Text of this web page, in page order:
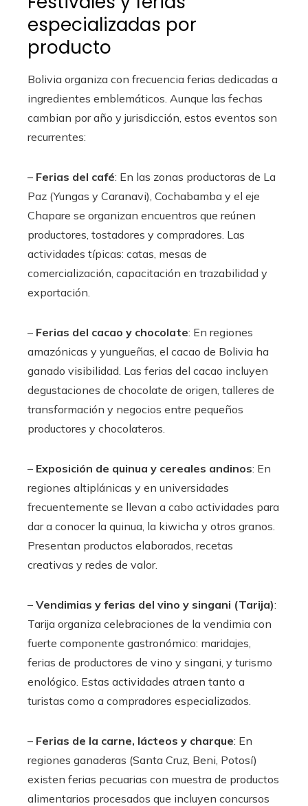
especializadas por
producto
Bolivia organiza con frecuencia ferias dedicadas a
ingredientes emblemáticos. Aunque las fechas
cambian por año y jurisdicción, estos eventos son
recurrentes:
– Ferias del café: En las zonas productoras de La
Paz (Yungas y Caranavi), Cochabamba y el eje
Chapare se organizan encuentros que reúnen
productores, tostadores y compradores. Las
actividades típicas: catas, mesas de
comercialización, capacitación en trazabilidad y
exportación.
– Ferias del cacao y chocolate: En regiones
amazónicas y yungueñas, el cacao de Bolivia ha
ganado visibilidad. Las ferias del cacao incluyen
degustaciones de chocolate de origen, talleres de
transformación y negocios entre pequeños
productores y chocolateros.
– Exposición de quinua y cereales andinos: En
regiones altiplánicas y en universidades
frecuentemente se llevan a cabo actividades para
dar a conocer la quinua, la kiwicha y otros granos.
Presentan productos elaborados, recetas
creativas y redes de valor.
– Vendimias y ferias del vino y singani (Tarija):
Tarija organiza celebraciones de la vendimia con
fuerte componente gastronómico: maridajes,
ferias de productores de vino y singani, y turismo
enológico. Estas actividades atraen tanto a
turistas como a compradores especializados.
– Ferias de la carne, lácteos y charque: En
regiones ganaderas (Santa Cruz, Beni, Potosí)
existen ferias pecuarias con muestra de productos
alimentarios procesados que incluyen concursos